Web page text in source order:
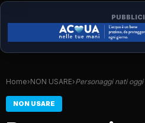
Home›NON USARE›Personaggi nati
NON USARE